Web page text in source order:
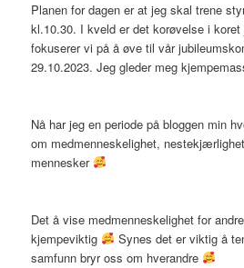
Planen for dagen er at jeg skal trene
kl.10.30. I kveld er det korøvelse i
fokuserer vi på å øve til vår
29.10.2023. Jeg gleder meg
Nå har jeg en periode på bloggen min
om medmenneskelighet,
mennesker
Det å vise medmenneskelighet for
kjempeviktig
Synes det er viktig å
samfunn bryr oss om hverandre